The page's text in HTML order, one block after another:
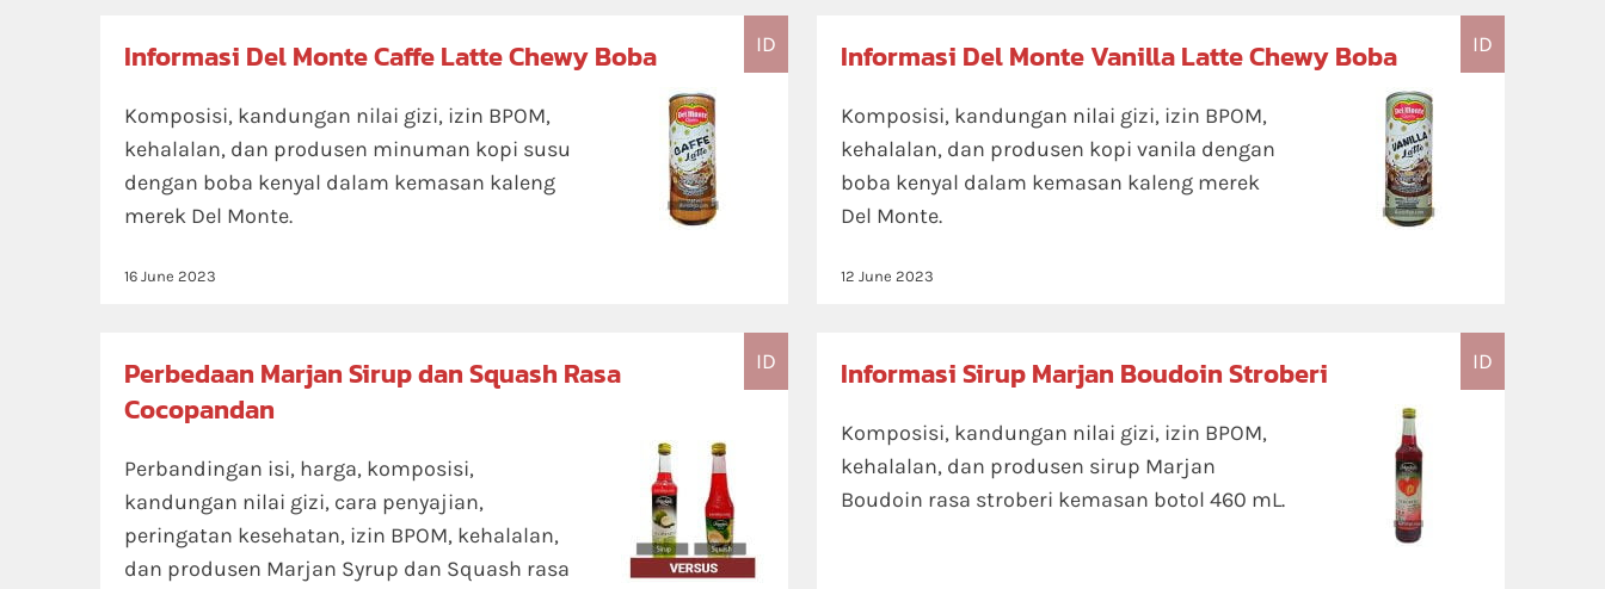
ID
Informasi Del Monte Caffe Latte Chewy Boba
Komposisi, kandungan nilai gizi, izin BPOM,
kehalalan, dan produsen minuman kopi susu
dengan boba kenyal dalam kemasan kaleng
merek Del Monte.
16 June 2023
ID
Informasi Del Monte Vanilla Latte Chewy Boba
Komposisi, kandungan nilai gizi, izin BPOM,
kehalalan, dan produsen kopi vanila dengan
boba kenyal dalam kemasan kaleng merek
Del Monte.
12 June 2023
ID
Perbedaan Marjan Sirup dan Squash Rasa
Cocopandan
Perbandingan isi, harga, komposisi,
kandungan nilai gizi, cara penyajian,
peringatan kesehatan, izin BPOM, kehalalan,
dan produsen Marjan Syrup dan Squash rasa
ID
Informasi Sirup Marjan Boudoin Stroberi
Komposisi, kandungan nilai gizi, izin BPOM,
kehalalan, dan produsen sirup Marjan
Boudoin rasa stroberi kemasan botol 460 mL.